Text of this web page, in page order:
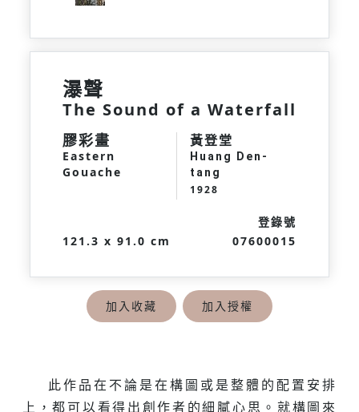
Previous
瀑聲
The Sound of a Waterfall
膠彩畫
Eastern
Gouache
黃登堂
Huang Den-
tang
1928
121.3 x 91.0 cm
登錄號
07600015
加入收藏 加入授權
此作品在不論是在構圖或是整體的配置安排
上，都可以看得出創作者的細膩心思。就構圖來